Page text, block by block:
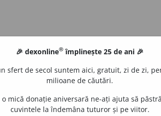
🎉 dexonline® împlinește 25 de ani 🎉
sfert de secol suntem aici, gratuit, zi de zi,
milioane de căutări.
o mică donație aniversară ne-ați ajuta să
cuvintele la îndemâna tuturor și pe viitor.